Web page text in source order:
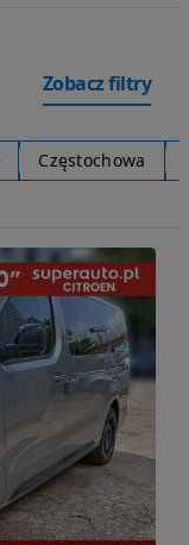
Zobacz filtry
Częstochowa